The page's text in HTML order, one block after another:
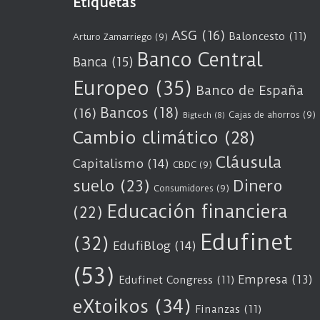
Arturo Zamarriego (9) ASG (16) Baloncesto (11)
Banca (15) Banco Central
Europeo (35) Banco de España
(16) Bancos (18) Bigtech (8) Cajas de ahorros (9)
Cambio climático (28)
Capitalismo (14) CBDC (9) Cláusula
suelo (23) Consumidores (9) Dinero
(22) Educación financiera
(32) EdufiBlog (14) Edufinet
(53) Edufinet Congress (11) Empresa (13)
eXtoikos (34) Finanzas (11)